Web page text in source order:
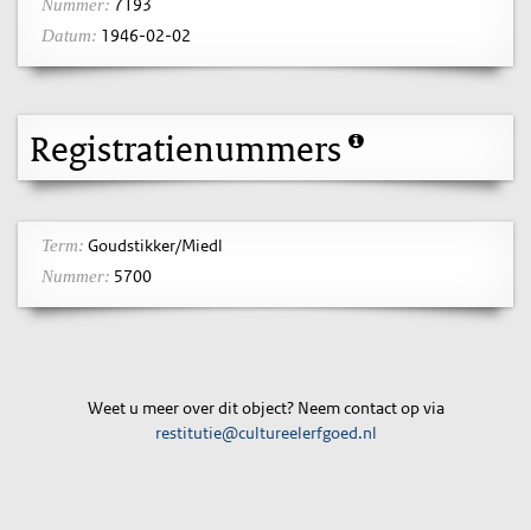
Nummer:
Datum: 1946-02-02
Registratienummers
Term: Goudstikker/Miedl
Nummer: 5700
Weet u meer over dit object? Neem contact op via
restitutie@cultureelerfgoed.nl